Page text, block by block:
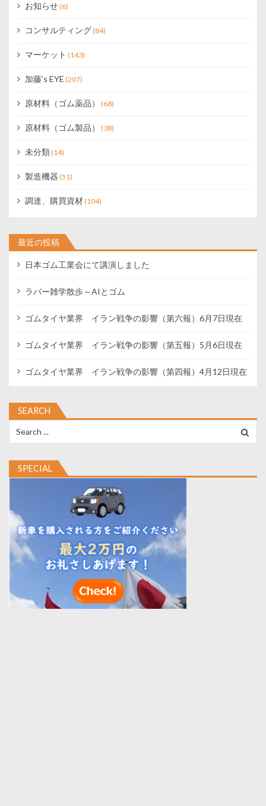
お知らせ(6)
コンサルティング(84)
マーケット (143)
加藤’s EYE (207)
原材料（ゴム薬品） (68)
原材料（ゴム製品） (38)
未分類(14)
製造機器 (51)
調達、購買資材(104)
最近の投稿
日本ゴム工業会にて講演しました
ラバー雑学散歩～AIとゴム
ゴムタイヤ業界 イラン戦争の影響（第六報）6月7日現在
ゴムタイヤ業界 イラン戦争の影響（第五報）5月6日現在
ゴムタイヤ業界 イラン戦争の影響（第四報）4月12日現在
SEARCH
for:
SPECIAL